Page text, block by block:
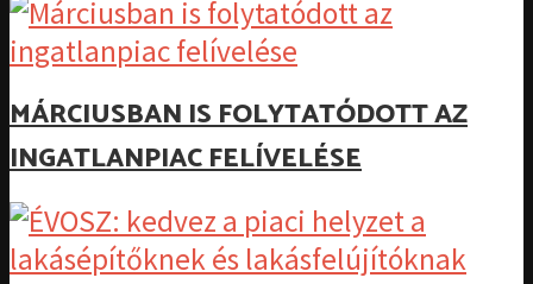
MÁRCIUSBAN IS FOLYTATÓDOTT AZ
INGATLANPIAC FELÍVELÉSE